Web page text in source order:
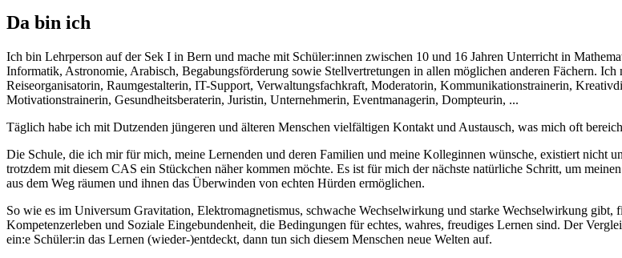
Da bin ich
Ich bin Lehrperson auf der Sek I in Bern und mache mit Schüler:innen zwischen 10 und 16 Jahren Unterricht in
Informatik, Astronomie, Arabisch, Begabungsförderung sowie Stellvertretungen in allen möglichen anderen Fächern.
Reiseorganisatorin, Raumgestalterin, IT-Support, Verwaltungsfachkraft, Moderatorin, Kommunikationstrainerin,
Motivationstrainerin, Gesundheitsberaterin, Juristin, Unternehmerin, Eventmanagerin, Dompteurin, ...
Täglich habe ich mit Dutzenden jüngeren und älteren Menschen vielfältigen Kontakt und Austausch, was mich oft
Die Schule, die ich mir für mich, meine Lernenden und deren Familien und meine Kolleginnen wünsche, existiert nicht
trotzdem mit diesem CAS ein Stückchen näher kommen möchte. Es ist für mich der nächste natürliche Schritt, um
aus dem Weg räumen und ihnen das Überwinden von echten Hürden ermöglichen.
So wie es im Universum Gravitation, Elektromagnetismus, schwache Wechselwirkung und starke Wechselwirkung
Kompetenzerleben und Soziale Eingebundenheit, die Bedingungen für echtes, wahres, freudiges Lernen sind. Der
ein:e Schüler:in das Lernen (wieder-)entdeckt, dann tun sich diesem Menschen neue Welten auf.